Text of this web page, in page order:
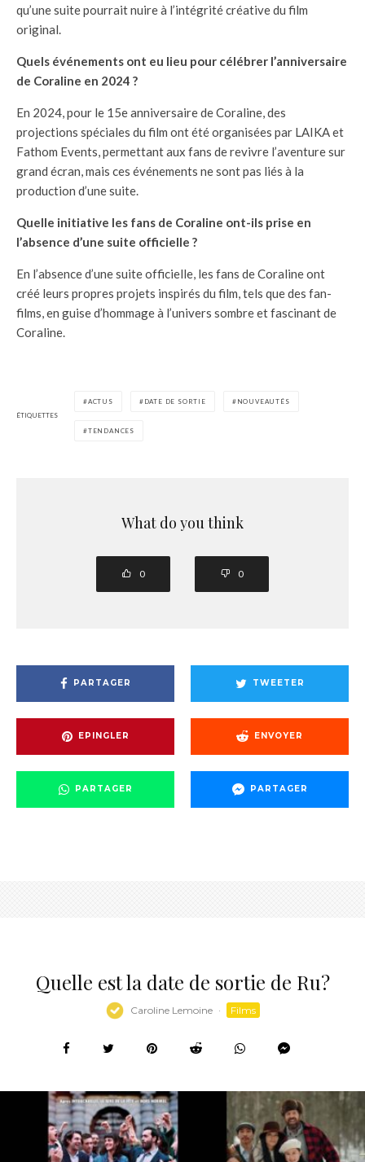
qu’une suite pourrait nuire à l’intégrité créative du film
original.
Quels événements ont eu lieu pour célébrer l’anniversaire
de Coraline en 2024 ?
En 2024, pour le 15e anniversaire de Coraline, des
projections spéciales du film ont été organisées par LAIKA et
Fathom Events, permettant aux fans de revivre l’aventure sur
grand écran, mais ces événements ne sont pas liés à la
production d’une suite.
Quelle initiative les fans de Coraline ont-ils prise en
l’absence d’une suite officielle ?
En l’absence d’une suite officielle, les fans de Coraline ont
créé leurs propres projets inspirés du film, tels que des fan-
films, en guise d’hommage à l’univers sombre et fascinant de
Coraline.
ÉTIQUETTES
ACTUS DATE DE SORTIE NOUVEAUTÉS
TENDANCES
What do you think
0 0
PARTAGER TWEETER
EPINGLER ENVOYER
PARTAGER PARTAGER
Quelle est la date de sortie de Ru?
Caroline Lemoine · Films